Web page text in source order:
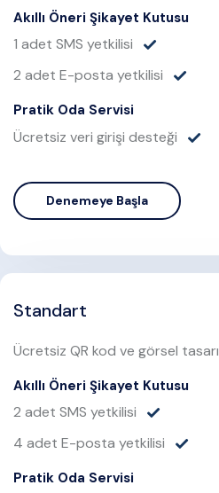
Akıllı Öneri Şikayet Kutusu
1 adet SMS yetkilisi
2 adet E-posta yetkilisi
Pratik Oda Servisi
Ücretsiz veri girişi desteği
Denemeye Başla
Standart
Ücretsiz QR kod ve görsel
Akıllı Öneri Şikayet Kutusu
2 adet SMS yetkilisi
4 adet E-posta yetkilisi
Pratik Oda Servisi